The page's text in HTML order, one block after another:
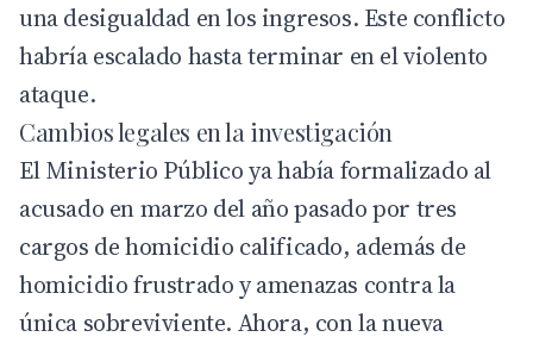
una desigualdad en los ingresos. Este conflicto
habría escalado hasta terminar en el violento
ataque.
Cambios legales en la investigación
El Ministerio Público ya había formalizado al
acusado en marzo del año pasado por tres
cargos de homicidio calificado, además de
homicidio frustrado y amenazas contra la
única sobreviviente. Ahora, con la nueva